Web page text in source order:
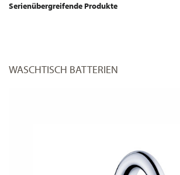
Serienübergreifende Produkte
WASCHTISCH BATTERIEN